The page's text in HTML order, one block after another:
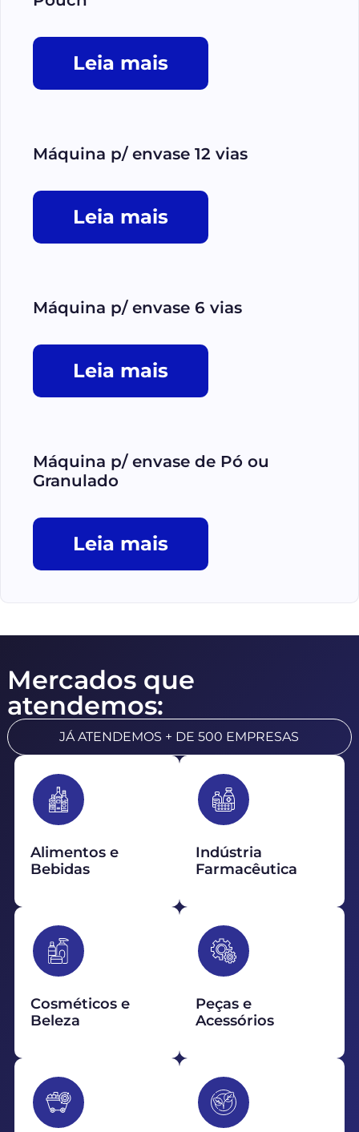
Leia mais
Máquina p/ envase 12 vias
Leia mais
Máquina p/ envase 6 vias
Leia mais
Máquina p/ envase de Pó ou
Granulado
Leia mais
Mercados que
atendemos:
JÁ ATENDEMOS + DE 500 EMPRESAS
Alimentos e
Bebidas
Indústria
Farmacêutica
Cosméticos e
Beleza
Peças e
Acessórios